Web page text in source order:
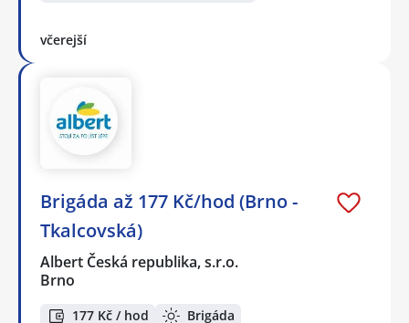
včerejší
Brigáda až 177 Kč/hod (Brno -
Tkalcovská)
Albert Česká republika, s.r.o.
Brno
177 Kč / hod Brigáda